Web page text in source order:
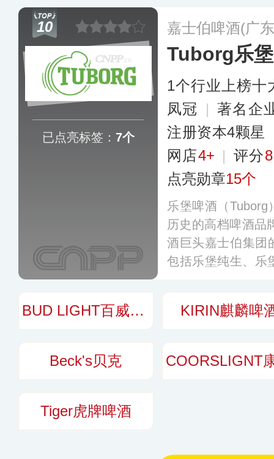
10
已点亮标签： 7个
嘉士伯啤酒(广
Tuborg乐
1个行业上榜十
凤冠 | 著名企
注册资本4颗星
网店4+ | 评分
点亮勋章15个
乐堡啤酒（
历史的高档啤酒品
酒巨头嘉士伯集团
包括乐堡纯生、乐
BUD LIGHT百威昕蓝 KIRIN麒麟啤
Beck's贝克
Tiger虎牌啤酒